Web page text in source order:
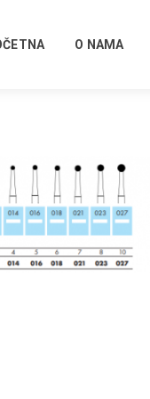
O NAMA